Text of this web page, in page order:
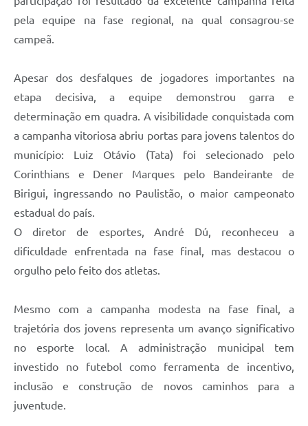
Telefones Úteis
Manual de Gestão Eletrônica Tributária
pela equipe na fase regional, na qual consagrou-se
campeã.
Apesar dos desfalques de jogadores importantes na
etapa decisiva, a equipe demonstrou garra e
determinação em quadra. A visibilidade conquistada com
a campanha vitoriosa abriu portas para jovens talentos do
município: Luiz Otávio (Tata) foi selecionado pelo
Corinthians e Dener Marques pelo Bandeirante de
Birigui, ingressando no Paulistão, o maior campeonato
estadual do país.
O diretor de esportes, André Dú, reconheceu a
dificuldade enfrentada na fase final, mas destacou o
orgulho pelo feito dos atletas.
Mesmo com a campanha modesta na fase final, a
trajetória dos jovens representa um avanço significativo
no esporte local. A administração municipal tem
investido no futebol como ferramenta de incentivo,
inclusão e construção de novos caminhos para a
juventude.